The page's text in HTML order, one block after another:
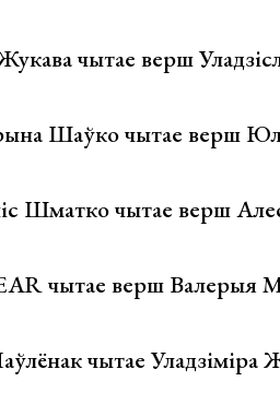
чытае верш
Шаўко чытае верш
Шматко чытае верш
чытае верш Валерыя
чытае Уладзіміра